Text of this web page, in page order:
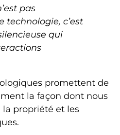
pas
technologie, c’est
qui
promettent de
la façon dont nous
la propriété et les